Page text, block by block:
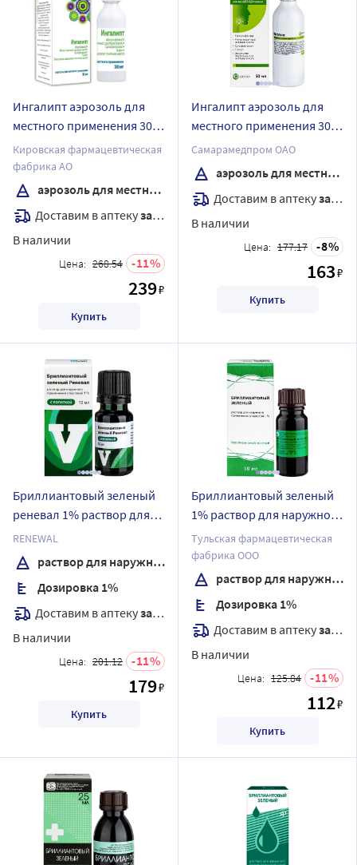
Ингалипт аэрозоль для
местного применения 30
мл
Кировская фармацевтическая
фабрика АО
аэрозоль для местного применения
Доставим в аптекузавтра
В наличии
Цена: 268.54 11
239₽
Купить
Ингалипт аэрозоль для
местного применения 30
мл
Самарамедпром ОАО
аэрозоль для местного применения
Доставим в аптекузавтра
В наличии
Цена: 177.17 8
163₽
Купить
Бриллиантовый зеленый
реневал 1% раствор для
наружного применения
спиртовой флакон с
лопаткой 10 мл
RENEWAL
раствор для наружного применения спиртовой
Дозировка 1%
Доставим в аптекузавтра
В наличии
Цена: 201.12 11
179₽
Купить
Бриллиантовый зеленый
1% раствор для наружного
применения спиртовой 10
мл флакон
Тульская фармацевтическая
фабрика ООО
раствор для наружного применения спиртовой
Дозировка 1%
Доставим в аптекузавтра
В наличии
Цена: 125.84 11
112₽
Купить